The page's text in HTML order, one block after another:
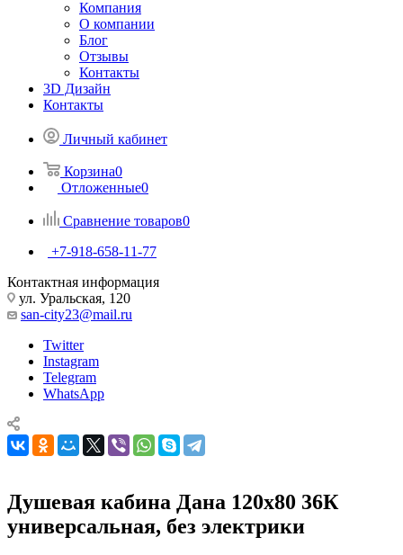
Компания
О компании
Блог
Отзывы
Контакты
3D Дизайн
Контакты
Личный кабинет
Корзина0
Отложенные0
Сравнение товаров0
+7-918-658-11-77
Контактная информация
ул. Уральская, 120
san-city23@mail.ru
Twitter
Instagram
Telegram
WhatsApp
Душевая кабина Дана 120х80 36К
универсальная, без электрики